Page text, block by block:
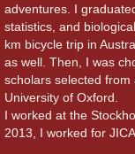
adventures. I
statistics, and
km bicycle trip in
as well. Then, I was
scholars selected
University of Oxford.
I worked at the
2013, I worked for